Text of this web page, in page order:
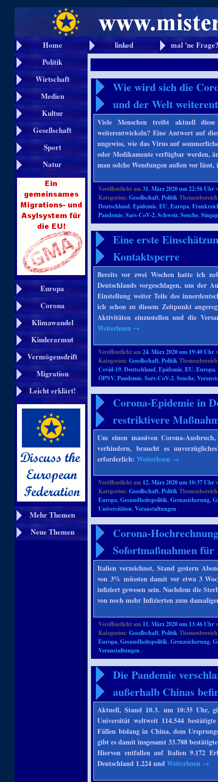
Home linked
mal 'ne
Politik
Wirtschaft
Medien
Kultur
Gesellschaft
Sport
Natur
Europa
Corona
Klimawandel
Kinderarmut
Vermögensdrift
Migration
Leicht erklärt!
Mehr Themen
Neue Themen
Wie wird sich die
und der Welt
Viele Menschen treibt aktuell
weiterentwickeln? Eine Antwort auf
ungewiss, wie das Virus auf
oder Medikamente verfügbar werden,
man solche Wendungen außen vor lässt,
Veröffentlicht am31. März 2020 um 22:56 Uhr
Kategorien:Gesellschaft,Politik
Deutschland,Epidemie,EU,Europa,
Pandemie,Sars-CoV-2,Schweiz,Seuche,
Eine erste
Kontaktsperre
Bereits vor zwei Wochen hatte ich
Deutschlands vorgeschlagen, um der
Einstellung weiter Teile des
ich schon zu diesem Zeitpunkt
Aktivitäten einzustellen und die
Weiterlesen →
Veröffentlicht am24. März 2020 um 19:40 Uhr
Kategorien:Gesellschaft,Politik
Covid-19,Deutschland,Epidemie,EU,Europa,
ÖPNV,Pandemie,Sars-CoV-2,Seuche,
Corona-Epidemie in
restriktivere
Um einen massiven Corona-
verhindern, braucht es
erforderlich:Weiterlesen →
Veröffentlicht am 12. März 2020 um 10:37 Uhr
Kategorien:Gesellschaft,Politik
Europa,Gesundheitspolitik,Grenzsicherung,
Universitäten,Veranstaltungen.
Corona-
Sofortmaßnahmen für
Italien verzeichnet, Stand gestern
von 3% müssten damit vor etwa 3
infiziert gewesen sein. Nachdem die
von noch mehr Infizierten zum
Veröffentlicht am 11. März 2020 um 13:46 Uhr
Kategorien:Gesellschaft,Politik
Europa,Gesundheitspolitik,Grenzsicherung,
Veranstaltungen.
Die Pandemie
außerhalb Chinas
Aktuell, Stand 10.3. um 10:35 Uhr,
Universität weltweit 114.544
Fällen bislang in China, dem
gibt es damit insgesamt 33.788
Hiervon entfallen auf Italien 9.172
Deutschland 1.224 undWeiterlesen →